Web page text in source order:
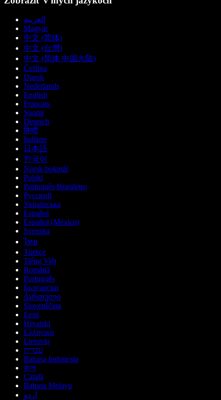
العربية
Magyar
中文 (简体)
中文 (台灣)
中文 (简体 中国大陆)
Čeština
Dansk
Nederlands
English
Français
Suomi
Deutsch
हिन्दी
Italiano
日本語
한국어
Norsk bokmål
Polski
Português Brasileiro
Русский
Українська
Español
Español (México)
Svenska
ไทย
Türkçe
Tiếng Việt
Română
Português
Български
ქართული
Slovenščina
Eesti
Hrvatski
Ελληνικά
Lietuvių
עברית
Bahasa Indonesia
বাংলা
Català
Bahasa Melayu
اردو